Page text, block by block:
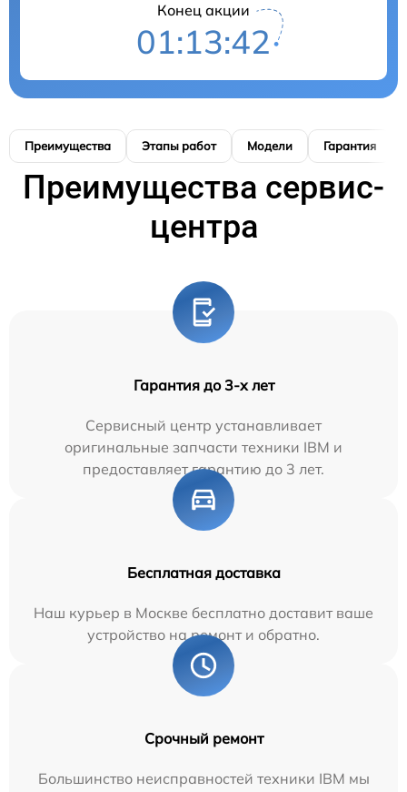
Конец акции
01:13:42
Преимущества Этапы работ Модели Гарантия
Преимущества сервис-
центра
Гарантия до 3-х лет
Сервисный центр устанавливает
оригинальные запчасти техники IBM и
предоставляет гарантию до 3 лет.
Бесплатная доставка
Наш курьер в Москве бесплатно доставит ваше
устройство на ремонт и обратно.
Срочный ремонт
Большинство неисправностей техники IBM мы